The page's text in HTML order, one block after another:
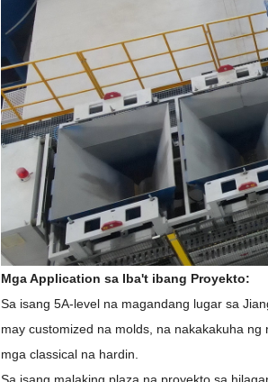
Mga Application sa Iba't ibang Proyekto:
Sa isang 5A-level na magandang lugar sa
may customized na molds, na nakakakuha
mga classical na hardin.